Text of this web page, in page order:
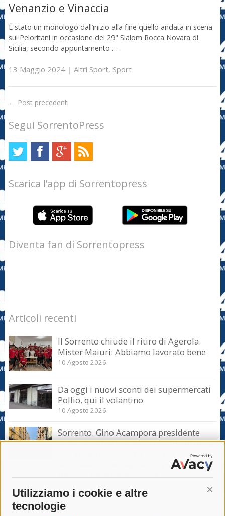
Utilizziamo i cookie e altre
tecnologie
Venanzio e Vinaccia
È stato un monologo dall’inizio alla fine quello andata in scena
sui Peloritani in occasione del 29° Slalom Rocca Novara di
Sicilia, secondo appuntamento …
13 Maggio 2024| Altri Sport, Sport
← Post precedenti
Segui SorrentoPress
Scarica l’app di Sorrentopress
Diventa fan di Sorrentopress
Articoli recenti
Il Sorrento chiude il ritiro di Agerola.
Mister Maiuri: Abbiamo lavorato bene
10 Agosto 2026
Da oggi i nuovi sconti dei supermercati
Pollio, qui il volantino
10 Agosto 2026
Sorrento. Gino Acampora presidente
degli agenti di viaggio: Turismo in linea
con gli anni scorsi ma calo nel clou
dell’estate, a Ferragosto si punta sul last
minute. Bene settembre e ottobre